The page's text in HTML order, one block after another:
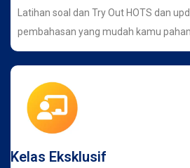
Latihan soal dan Try Out HOTS dan
pembahasan yang mudah kamu
Kelas Eksklusif